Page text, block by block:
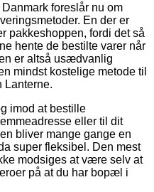
foreslår nu om
En der er
pakkeshoppen, fordi det så
hente de bestilte varer når
er altså usædvanlig
mindst kostelige metode til
Lanterne.
imod at bestille
eller til dit
bliver mange gange en
super fleksibel. Den mest
modsiges at være selv at
på at du har bopæl i